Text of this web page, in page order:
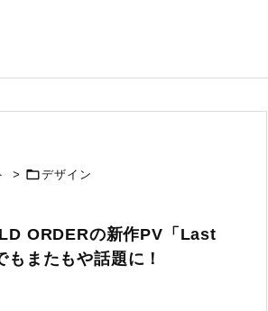
> デザイン
ORDERの新作PV「Last
またもや話題に！